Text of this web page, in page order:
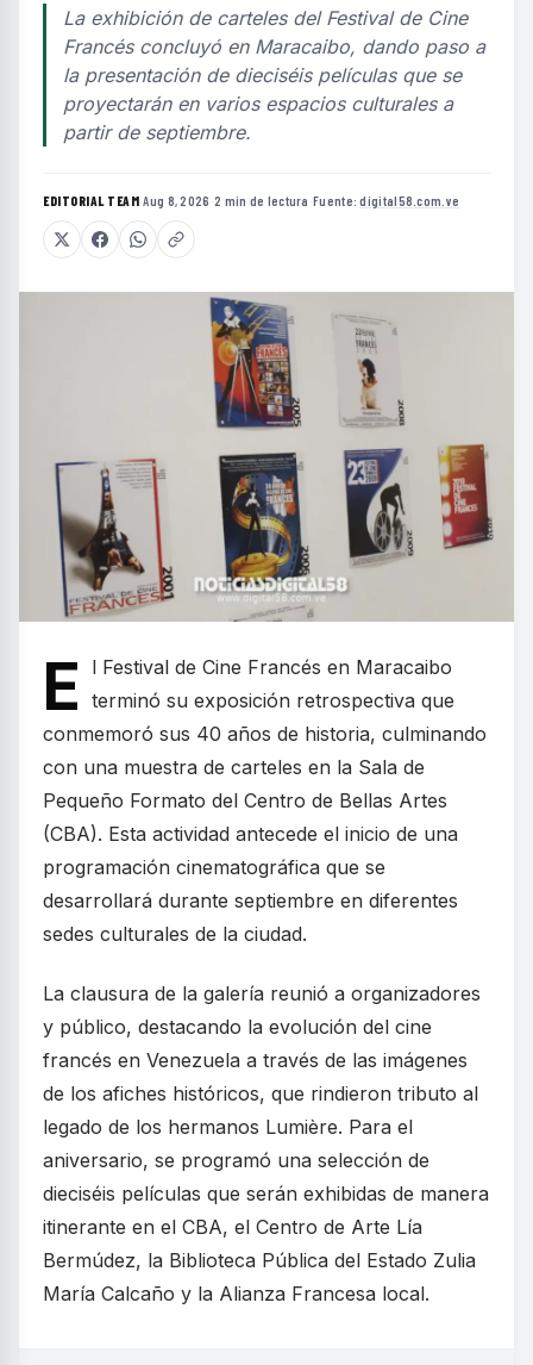
La exhibición de carteles del Festival de Cine
Francés concluyó en Maracaibo, dando paso a
la presentación de dieciséis películas que se
proyectarán en varios espacios culturales a
partir de septiembre.
EDITORIAL TEAM·Aug 8, 2026 ·2 min de lectura ·Fuente:digital58.com.ve
E
l Festival de Cine Francés en Maracaibo
terminó su exposición retrospectiva que
conmemoró sus 40 años de historia, culminando
con una muestra de carteles en la Sala de
Pequeño Formato del Centro de Bellas Artes
(CBA). Esta actividad antecede el inicio de una
programación cinematográfica que se
desarrollará durante septiembre en diferentes
sedes culturales de la ciudad.
La clausura de la galería reunió a organizadores
y público, destacando la evolución del cine
francés en Venezuela a través de las imágenes
de los afiches históricos, que rindieron tributo al
legado de los hermanos Lumière. Para el
aniversario, se programó una selección de
dieciséis películas que serán exhibidas de manera
itinerante en el CBA, el Centro de Arte Lía
Bermúdez, la Biblioteca Pública del Estado Zulia
María Calcaño y la Alianza Francesa local.